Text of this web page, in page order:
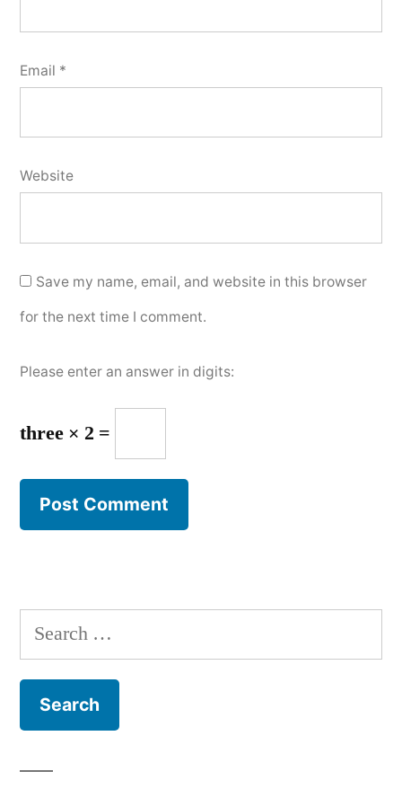
Email *
Website
Save my name, email, and website in this browser
for the next time I comment.
Please enter an answer in digits:
three × 2 =
Search
for: